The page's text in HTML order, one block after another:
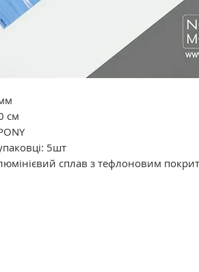
см
5шт
сплав з тефлоновим